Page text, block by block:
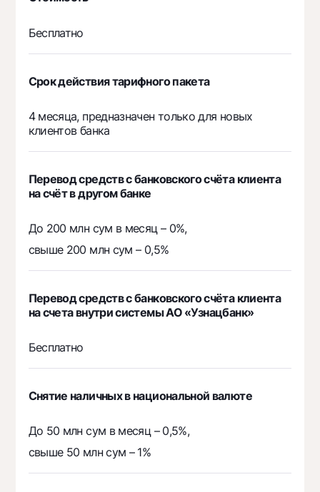
Бесплатно
Срок действия тарифного пакета
4 месяца, предназначен только для новых
клиентов банка
Перевод средств с банковского счёта клиента
на счёт в другом банке
До 200 млн сум в месяц – 0%,
свыше 200 млн сум – 0,5%
Перевод средств с банковского счёта клиента
на счета внутри системы АО «Узнацбанк»
Бесплатно
Снятие наличных в национальной валюте
До 50 млн сум в месяц – 0,5%,
свыше 50 млн сум – 1%